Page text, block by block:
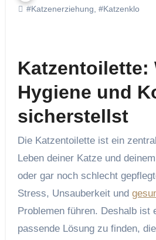
#Katzenerziehung #Katzenklo
Katzentoilette:
Hygiene und
sicherstellst
Die Katzentoilette ist ein zentraler Bestandteil im
Leben deiner Katze und
oder gar noch schlecht
Stress, Unsauberkeit und
Problemen führen. Deshalb ist
passende Lösung zu finden,